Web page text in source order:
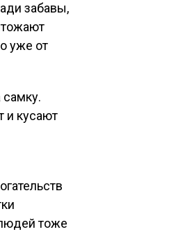
забавы,
уже от
и кусают
тоже